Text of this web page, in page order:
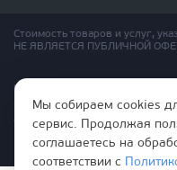
Стоимость товаров и услуг,
НЕ ЯВЛЯЕТСЯ ПУБЛИЧНОЙ
Правила эксплутации входных
Политика обработки
Согласие на обработку
Мы собираем cookies
сервис. Продолжая
соглашаетесь на
соответствии с